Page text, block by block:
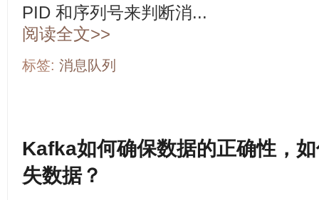
PID 和序列号来判断消...
阅读全文>>
标签: 消息队列
Kafka如何确保数据的正确性，
失数据？